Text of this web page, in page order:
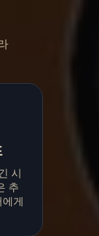
시
추
게